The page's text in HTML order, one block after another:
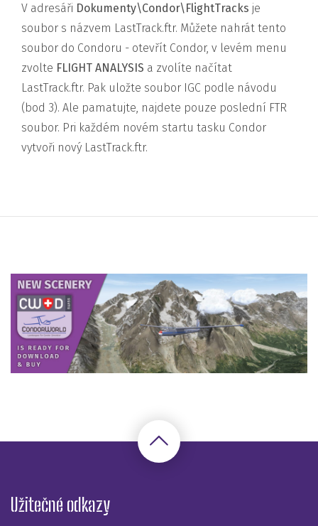
V adresáři Dokumenty\Condor\FlightTracks je
soubor s názvem LastTrack.ftr. Můžete nahrát tento
soubor do Condoru - otevřít Condor, v levém menu
zvolte FLIGHT ANALYSIS a zvolíte načítat
LastTrack.ftr. Pak uložte soubor IGC podle návodu
(bod 3). Ale pamatujte, najdete pouze poslední FTR
soubor. Pri každém novém startu tasku Condor
vytvoři nový LastTrack.ftr.
Užitečné odkazy